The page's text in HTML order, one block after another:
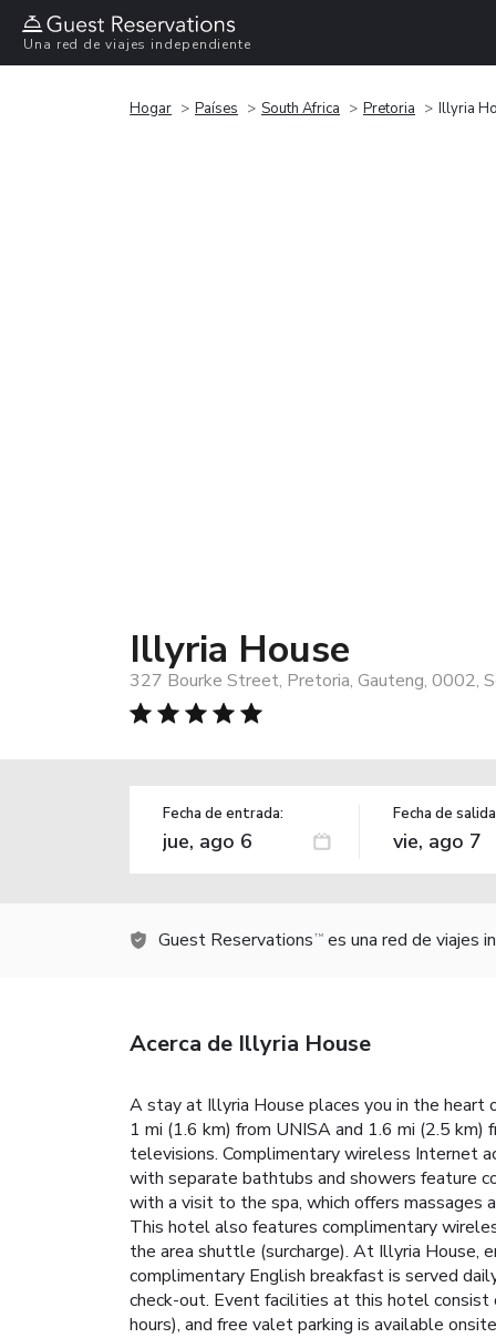
Una red de viajes independiente
Hogar Países South Africa Pretoria Illyria
Illyria House
327 Bourke Street, Pretoria, Gauteng, 0002,
Fecha de entrada: Fecha de
Guest Reservations TM es una red de viajes
Acerca de Illyria House
A stay at Illyria House places you in the
1 mi (1.6 km) from UNISA and 1.6 mi (2.5
televisions. Complimentary wireless Internet
with separate bathtubs and showers feature
with a visit to the spa, which offers massages
This hotel also features complimentary
the area shuttle (surcharge). At Illyria House,
complimentary English breakfast is served
check-out. Event facilities at this hotel consist
hours), and free valet parking is available